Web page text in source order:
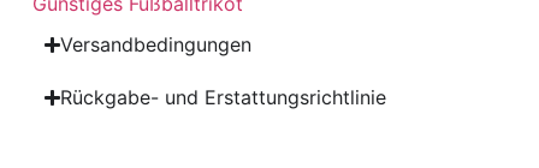
Versandbedingungen
Rückgabe- und Erstattungsrichtlinie